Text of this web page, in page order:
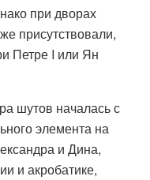
при дворах
присутствовали,
Петре I или Ян
шутов началась с
элемента на
и Дина,
и акробатике,